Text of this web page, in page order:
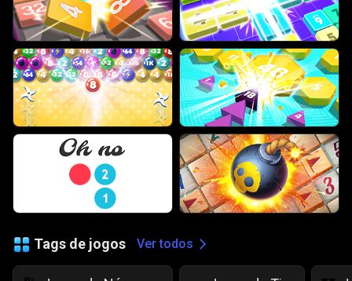
Tags de jogos Ver todos